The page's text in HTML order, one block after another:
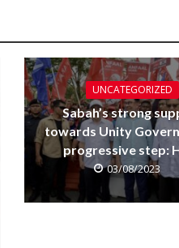
UNCATEGORIZED
Sabah’s strong
towards Unity
progressive step:
03/08/2023